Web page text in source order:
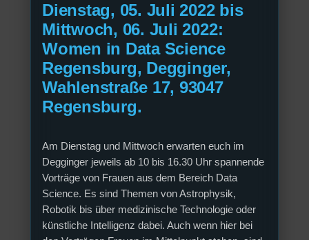
Dienstag, 05. Juli 2022 bis
Mittwoch, 06. Juli 2022:
Women in Data Science
Regensburg, Degginger,
Wahlenstraße 17, 93047
Regensburg.
Am Dienstag und Mittwoch erwarten euch im
Degginger jeweils ab 10 bis 16.30 Uhr spannende
Vorträge von Frauen aus dem Bereich Data
Science. Es sind Themen von Astrophysik,
Robotik bis über medizinische Technologie oder
künstliche Intelligenz dabei. Auch wenn hier bei